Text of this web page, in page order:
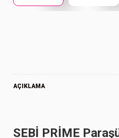
AÇIKLAMA
SEBİ PRİME